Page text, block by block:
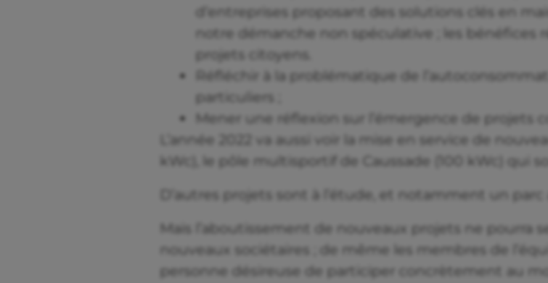
d’entreprises proposant des solutions clés en
notre démanche non spéculative ; les bénéfices
projets citoyens.
Réfléchir à la problématique de
particuliers ;
Mener une réflexion sur l’émergence de projets
L’année 2022 va aussi voir la mise en service de
kWc), le pôle multisportif de Caussade (100 kWc) qui
D’autres projets sont à l’étude, et notamment un parc
Mais l’aboutissement de nouveaux projets ne pourra
nouveaux sociétaires ; de même les membres de
personne désireuse de participer concrètement au